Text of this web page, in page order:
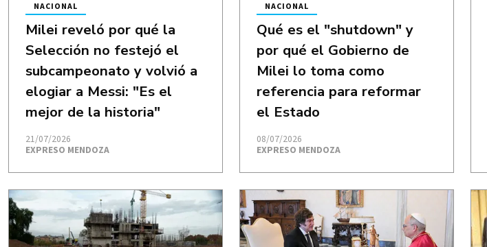
Milei reveló por qué la
Selección no festejó el
subcampeonato y volvió a
elogiar a Messi: "Es el
mejor de la historia"
EXPRESO MENDOZA
NACIONAL
21/07/2026
Qué es el "shutdown" y
por qué el Gobierno de
Milei lo toma como
referencia para reformar
el Estado
EXPRESO MENDOZA
NACIONAL
08/07/2026